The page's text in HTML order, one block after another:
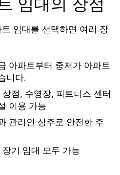
임대를 선택하면 여러 장
아파트부터 중저가 아파트
니다.
점, 수영장, 피트니스 센터
이용 가능
관리인 상주로 안전한 주
기 임대 모두 가능